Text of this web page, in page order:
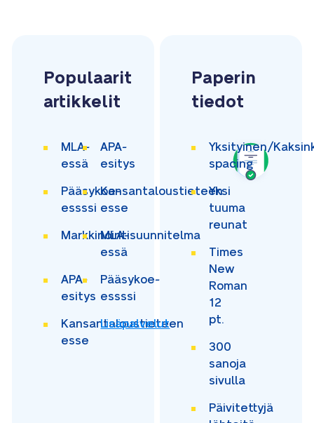
Populaarit
artikkelit
MLA-
essä
APA-
esitys
Pääsykoe-
essssi
Kansantaloustieteen
esse
Markkinointisuunnitelma
MLA-
essä
APA-
esitys
Pääsykoe-
essssi
Kansantaloustieteen
esse
Lisäpalvelut
Paperin
tiedot
Yksityinen/
spacing
Yksi
tuuma
reunat
Times
New
Roman
12
pt.
300
sanoja
sivulla
Päivitettyjä